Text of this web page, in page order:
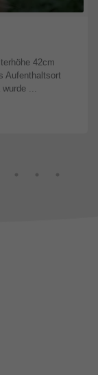
42cm
Aufenthaltsort
...